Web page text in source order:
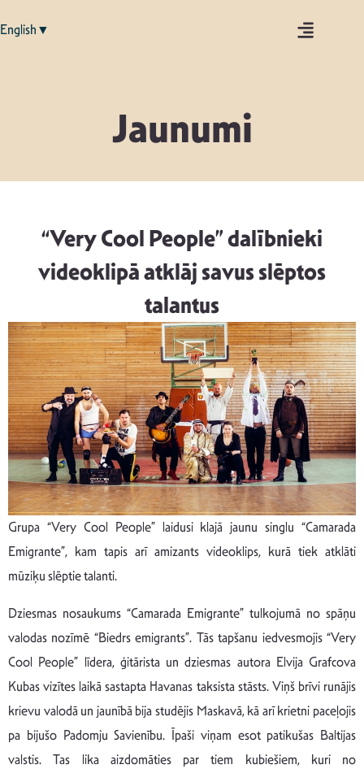
English▼
Jaunumi
“Very Cool People” dalībnieki
videoklipā atklāj savus slēptos
talantus
Grupa “Very Cool People” laidusi klajā jaunu singlu “Camarada
Emigrante”, kam tapis arī amizants videoklips, kurā tiek atklāti
mūziķu slēptie talanti.
Dziesmas nosaukums “Camarada Emigrante” tulkojumā no spāņu
valodas nozīmē “Biedrs emigrants”. Tās tapšanu iedvesmojis “Very
Cool People” līdera, ģitārista un dziesmas autora Elvija Grafcova
Kubas vizītes laikā sastapta Havanas taksista stāsts. Viņš brīvi runājis
krievu valodā un jaunībā bija studējis Maskavā, kā arī krietni paceļojis
pa bijušo Padomju Savienību. Īpaši viņam esot patikušas Baltijas
valstis. Tas lika aizdomāties par tiem kubiešiem, kuri no